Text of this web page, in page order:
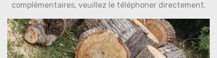
complémentaires, veuillez le téléphoner directement.